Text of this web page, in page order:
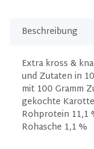
Beschreibung
Extra kross &
und Zutaten in
mit 100 Gramm
gekochte
Rohprotein 11,1
Rohasche 1,1 %